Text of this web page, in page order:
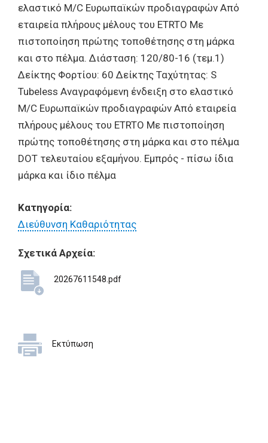
ελαστικό M/C Ευρωπαϊκών προδιαγραφών Από
εταιρεία πλήρους μέλους του ETRTO Με
πιστοποίηση πρώτης τοποθέτησης στη μάρκα
και στο πέλμα. Διάσταση: 120/80-16 (τεμ.1)
Δείκτης Φορτίου: 60 Δείκτης Ταχύτητας: S
Tubeless Αναγραφόμενη ένδειξη στο ελαστικό
M/C Ευρωπαϊκών προδιαγραφών Από εταιρεία
πλήρους μέλους του ETRTO Με πιστοποίηση
πρώτης τοποθέτησης στη μάρκα και στο πέλμα
DOT τελευταίου εξαμήνου. Εμπρός - πίσω ίδια
μάρκα και ίδιο πέλμα
Κατηγορία:
Διεύθυνση Καθαριότητας
Σχετικά Αρχεία:
20267611548.pdf
Εκτύπωση